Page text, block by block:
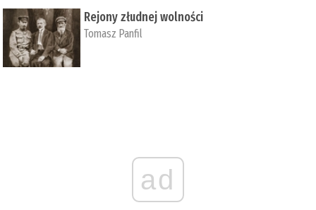
Rejony złudnej wolności
Tomasz Panfil
ad